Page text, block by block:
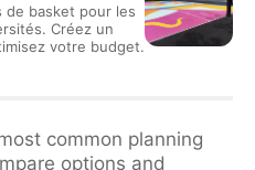
de basket pour les
Créez un
votre budget.
common planning
options and